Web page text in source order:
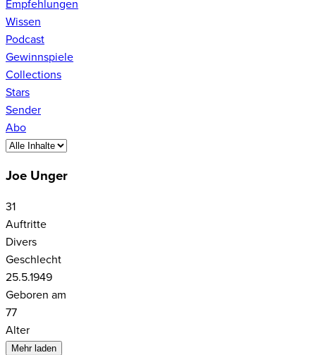
Empfehlungen
Wissen
Podcast
Gewinnspiele
Collections
Stars
Sender
Abo
Joe Unger
31
Auftritte
Divers
Geschlecht
25.5.1949
Geboren am
77
Alter
Mehr laden